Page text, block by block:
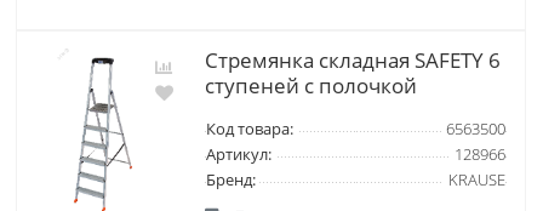
Стремянка складная SAFETY 6
ступеней с полочкой
Код товара:
6563500
Артикул:
128966
Бренд:
KRAUSE